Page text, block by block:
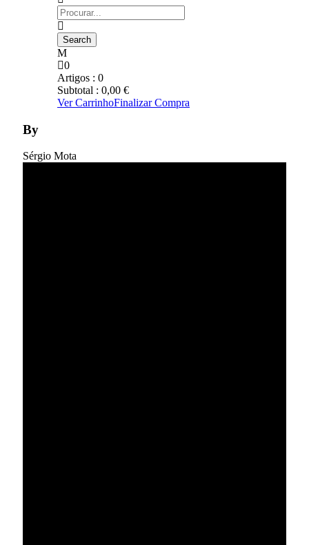
0
Artigos : 0
Subtotal : 0,00 €
Ver CarrinhoFinalizar Compra
By
Sérgio Mota